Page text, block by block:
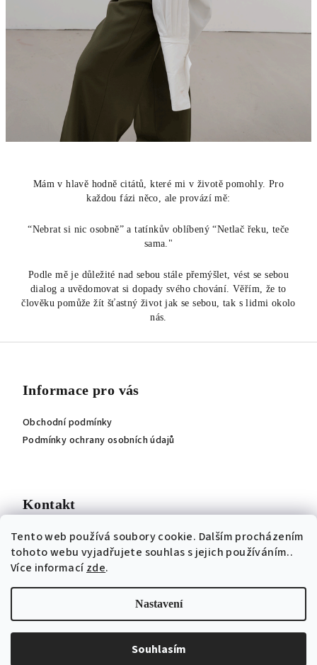
Tento web používá soubory cookie. Dalším procházením
tohoto webu vyjadřujete souhlas s jejich používáním..
Více informacízde.
Nastavení
Souhlasím
Mám v hlavě hodně citátů, které mi v životě pomohly. Pro
každou fázi něco, ale provází mě:
“Nebrat si nic osobně” a tatínkův oblíbený “Netlač řeku, teče
sama."
Podle mě je důležité nad sebou stále přemýšlet, vést se sebou
dialog a uvědomovat si dopady svého chování. Věřím, že to
člověku pomůže žít šťastný život jak se sebou, tak s lidmi okolo
nás.
Informace pro vás
Obchodní podmínky
Podmínky ochrany osobních údajů
Kontakt
jitka@roji.cz